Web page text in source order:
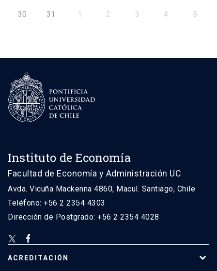
30 31 1 2 3 4 5
Instituto de Economía
Facultad de Economía y Administración UC
Avda. Vicuña Mackenna 4860, Macul. Santiago, Chile
Teléfono: +56 2 2354 4303
Dirección de Postgrado: +56 2 2354 4028
ACREDITACIÓN